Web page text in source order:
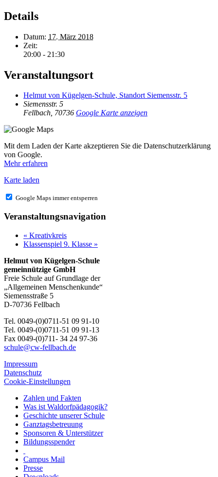
Details
Datum: 17. März 2018
Zeit:
20:00 - 21:30
Veranstaltungsort
Helmut von Kügelgen-Schule, Standort Siemensstr. 5
Siemensstr. 5
Fellbach, 70736 Google Karte anzeigen
Mit dem Laden der Karte akzeptieren Sie die Datenschutzerklärung
von Google.
Mehr erfahren
Karte laden
Google Maps immer entsperren
Veranstaltungsnavigation
« Kreativkreis
Klassenspiel 9. Klasse »
Helmut von Kügelgen-Schule
gemeinnützige GmbH
Freie Schule auf Grundlage der
„Allgemeinen Menschenkunde“
Siemensstraße 5
D-70736 Fellbach
Tel. 0049-(0)0711-51 09 91-10
Tel. 0049-(0)0711-51 09 91-13
Fax 0049-(0)711- 34 24 97-36
schule@cw-fellbach.de
Impressum
Datenschutz
Cookie-Einstellungen
Zahlen und Fakten
Was ist Waldorfpädagogik?
Geschichte unserer Schule
Ganztagsbetreuung
Sponsoren & Unterstützer
Bildungsspender
Campus Mail
Presse